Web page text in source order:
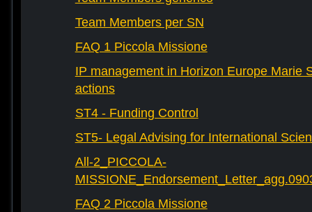
Team Members per SN
FAQ 1 Piccola Missione
IP management in Horizon Europe Marie
actions
ST4 - Funding Control
ST5- Legal Advising for International
All-2_PICCOLA-
FAQ 2 Piccola Missione